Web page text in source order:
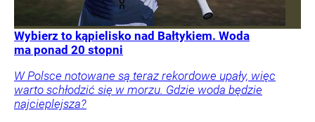
Wybierz to kąpielisko nad Bałtykiem. Woda
ma ponad 20 stopni
W Polsce notowane są teraz rekordowe upały, więc
warto schłodzić się w morzu. Gdzie woda będzie
najcieplejsza?